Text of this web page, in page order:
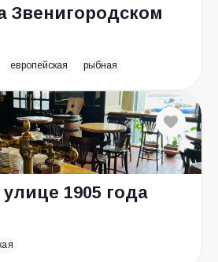
Звенигородском
европейская рыбная
1905 года